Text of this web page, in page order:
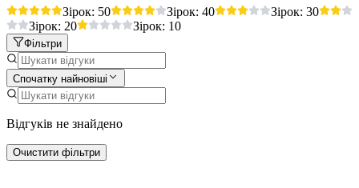
Зірок: 50 Зірок: 40 Зірок: 30
Зірок: 20 Зірок: 10
Фільтри
Спочатку найновіші
Відгуків не знайдено
Очистити фільтри